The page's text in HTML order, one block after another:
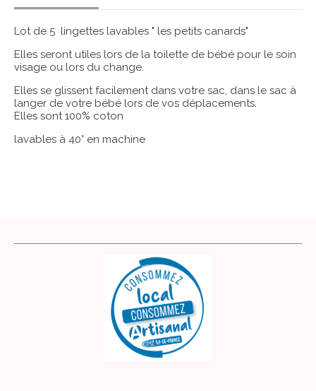
Lot de 5 lingettes lavables " les petits canards"
Elles seront utiles lors de la toilette de bébé pour le soin
visage ou lors du change.
Elles se glissent facilement dans votre sac, dans le sac à
langer de votre bébé lors de vos déplacements.
Elles sont 100% coton
lavables à 40° en machine